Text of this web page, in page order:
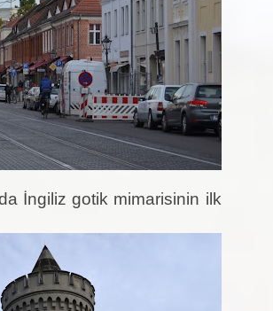
İngiliz gotik mimarisinin ilk